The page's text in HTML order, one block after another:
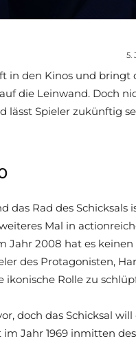
5.
in den Kinos und bringt
die Leinwand. Doch
lässt Spieler zukünftig
das Rad des Schicksals
Mal in
Jahr 2008 hat es keinen
des Protagonisten,
Rolle zu
doch das Schicksal will
Jahr 1969 inmitten des